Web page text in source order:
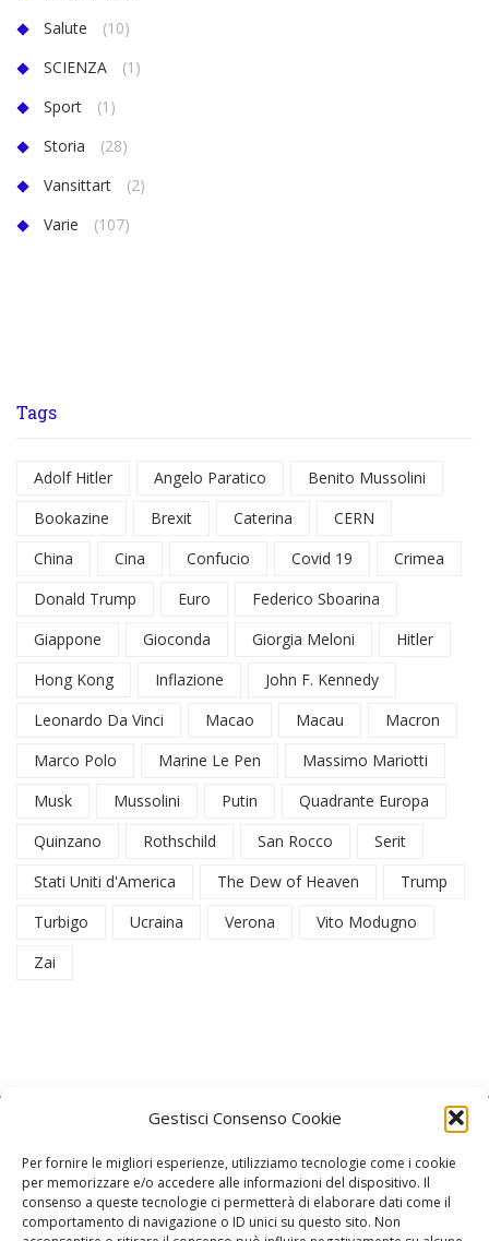
Gestisci Consenso Cookie
Per fornire le migliori esperienze, utilizziamo tecnologie come i cookie
per memorizzare e/o accedere alle informazioni del dispositivo. Il
consenso a queste tecnologie ci permetterà di elaborare dati come il
comportamento di navigazione o ID unici su questo sito. Non
Salute
(10)
SCIENZA
(1)
Sport
(1)
Storia
(28)
Vansittart
(2)
Varie
(107)
Tags
Adolf Hitler Angelo Paratico
Benito Mussolini
Bookazine
Brexit Caterina
CERN
China
Cina Confucio Covid 19
Crimea
Donald Trump
Euro
Federico Sboarina
Giappone
Gioconda Giorgia Meloni
Hitler
Hong Kong
Inflazione
John F. Kennedy
Leonardo Da Vinci
Macao Macau
Macron
Marco Polo
Marine Le Pen
Massimo Mariotti
Musk
Mussolini Putin
Quadrante Europa
Quinzano
Rothschild San Rocco
Serit
Stati Uniti d'America
The Dew of Heaven
Trump
Turbigo
Ucraina Verona
Vito Modugno
Zai
La Redazione